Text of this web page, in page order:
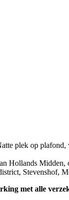
plek op plafond,
Hollands
Stevenshof,
met alle